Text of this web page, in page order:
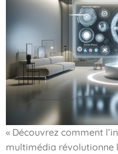
« Découvrez comment
multimédia révolutionne